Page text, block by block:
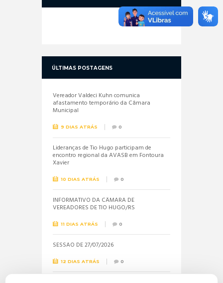
ÚLTIMAS POSTAGENS
Vereador Valdeci Kuhn comunica
afastamento temporário da Câmara
Municipal
9 DIAS ATRÁS 0
Lideranças de Tio Hugo participam de
encontro regional da AVASB em Fontoura
Xavier
10 DIAS ATRÁS 0
INFORMATIVO DA CÂMARA DE
VEREADORES DE TIO HUGO/RS
11 DIAS ATRÁS 0
SESSÃO DE 27/07/2026
12 DIAS ATRÁS 0